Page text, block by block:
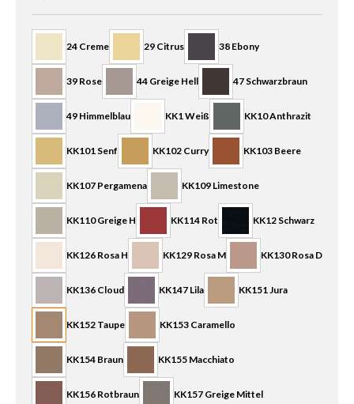
24 Creme 29 Citrus 38 Ebony
39 Rose 44 Greige Hell 47 Schwarzbraun
49 Himmelblau KK1 Weiß KK10 Anthrazit
KK101 Senf KK102 Curry KK103 Beere
KK107 Pergamena KK109 Limestone
KK110 Greige H KK114 Rot KK12 Schwarz
KK126 Rosa H KK129 Rosa M KK130 Rosa D
KK136 Cloud KK147 Lila KK151 Jura
KK152 Taupe KK153 Caramello
KK154 Braun KK155 Macchiato
KK156 Rotbraun KK157 Greige Mittel